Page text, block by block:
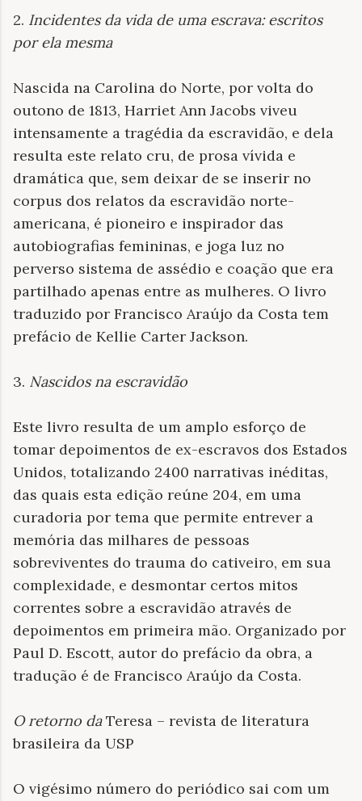
2. Incidentes da vida de uma escrava: escritos
por ela mesma
Nascida na Carolina do Norte, por volta do
outono de 1813, Harriet Ann Jacobs viveu
intensamente a tragédia da escravidão, e dela
resulta este relato cru, de prosa vívida e
dramática que, sem deixar de se inserir no
corpus dos relatos da escravidão norte-
americana, é pioneiro e inspirador das
autobiografias femininas, e joga luz no
perverso sistema de assédio e coação que era
partilhado apenas entre as mulheres. O livro
traduzido por Francisco Araújo da Costa tem
prefácio de Kellie Carter Jackson.
3. Nascidos na escravidão
Este livro resulta de um amplo esforço de
tomar depoimentos de ex-escravos dos Estados
Unidos, totalizando 2400 narrativas inéditas,
das quais esta edição reúne 204, em uma
curadoria por tema que permite entrever a
memória das milhares de pessoas
sobreviventes do trauma do cativeiro, em sua
complexidade, e desmontar certos mitos
correntes sobre a escravidão através de
depoimentos em primeira mão. Organizado por
Paul D. Escott, autor do prefácio da obra, a
tradução é de Francisco Araújo da Costa.
O retorno daTeresa – revista de literatura
brasileira da USP
O vigésimo número do periódico sai com um